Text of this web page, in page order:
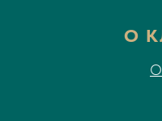
О
О